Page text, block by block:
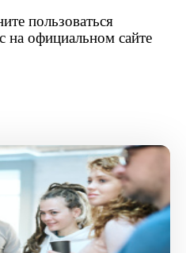
пользоваться
на официальном сайте